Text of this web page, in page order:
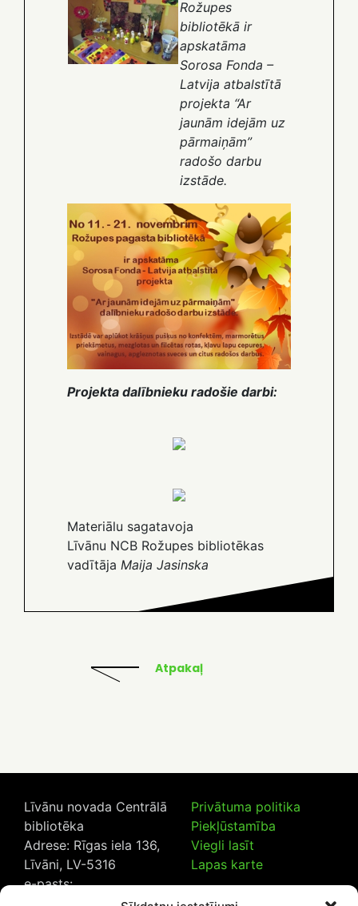
Rožupes
bibliotēkā ir
apskatāma
Sorosa Fonda –
Latvija atbalstītā
projekta “Ar
jaunām idejām uz
pārmaiņām”
radošo darbu
izstāde.
Projekta dalībnieku radošie darbi:
Materiālu sagatavoja
Līvānu NCB Rožupes bibliotēkas
vadītāja Maija Jasinska
Atpakaļ
Līvānu novada Centrālā
bibliotēka
Adrese: Rīgas iela 136,
Līvāni, LV-5316
e-pasts:
Privātuma politika
Piekļūstamība
Viegli lasīt
Lapas karte